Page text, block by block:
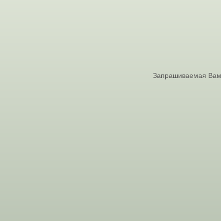
Запрашиваемая